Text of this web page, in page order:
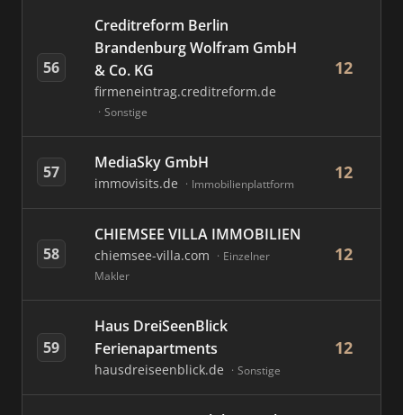
56
Creditreform Berlin
Brandenburg Wolfram GmbH
& Co. KG
firmeneintrag.creditreform.de
Sonstige
12
57 MediaSky GmbH
immovisits.de Immobilienplattform
12
58
CHIEMSEE VILLA IMMOBILIEN
chiemsee-villa.com
Einzelner
Makler
12
59
Haus DreiSeenBlick
Ferienapartments
hausdreiseenblick.de Sonstige
12